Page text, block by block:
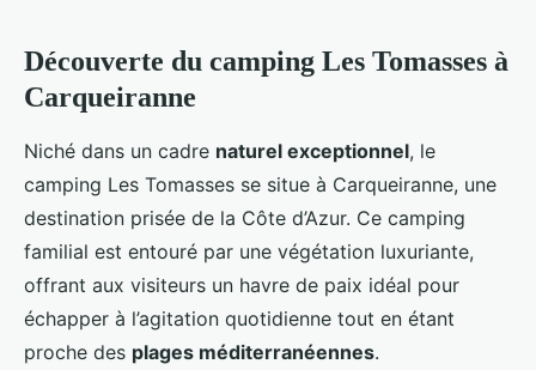
Découverte du camping Les Tomasses à
Carqueiranne
Niché dans un cadre naturel exceptionnel, le
camping Les Tomasses se situe à Carqueiranne, une
destination prisée de la Côte d’Azur. Ce camping
familial est entouré par une végétation luxuriante,
offrant aux visiteurs un havre de paix idéal pour
échapper à l’agitation quotidienne tout en étant
proche des plages méditerranéennes.